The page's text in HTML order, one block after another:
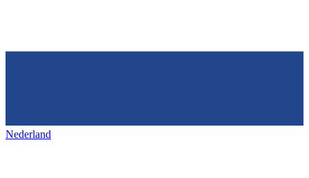
Nederland